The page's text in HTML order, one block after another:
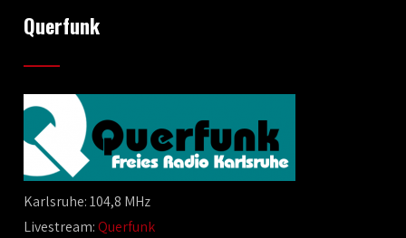
Querfunk
Karlsruhe: 104,8 MHz
Livestream:Querfunk